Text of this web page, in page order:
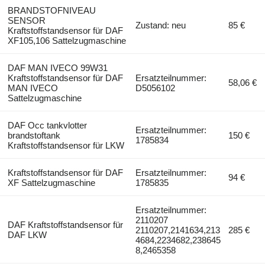
BRANDSTOFNIVEAU
SENSOR
Kraftstoffstandsensor für DAF
XF105,106 Sattelzugmaschine
Zustand: neu 85 €
DAF MAN IVECO 99W31
Kraftstoffstandsensor für DAF
MAN IVECO
Sattelzugmaschine
Ersatzteilnummer:
D5056102
58,06 €
DAF Occ tankvlotter
brandstoftank
Kraftstoffstandsensor für LKW
Ersatzteilnummer:
1785834
150 €
Kraftstoffstandsensor für DAF
XF Sattelzugmaschine
Ersatzteilnummer:
1785835
94 €
DAF Kraftstoffstandsensor für
DAF LKW
Ersatzteilnummer:
2110207
2110207,2141634,213
4684,2234682,238645
8,2465358
285 €